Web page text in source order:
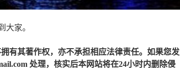
大家。
有其著作权，亦不承担相应法律责任。如果您发
处理，核实后本网站将在24小时内删除侵